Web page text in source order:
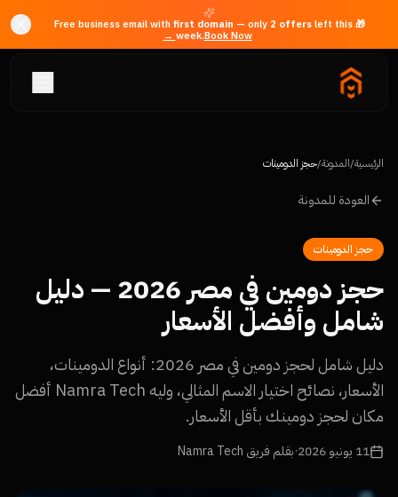
🎁 Free business email with
first domain — only 2 offersleft this
week.Book Now →
الرئيسية/المدونة/حجز الدومينات
العودة للمدونة
حجز الدومينات
حجز دومين في مصر 2026 — دليل
شامل وأفضل الأسعار
دليل شامل لحجز دومين في مصر 2026: أنواع الدومينات،
الأسعار، نصائح اختيار الاسم المثالي، وليه Namra Tech أفضل
مكان لحجز دومينك بأقل الأسعار.
11 يونيو 2026 ·بقلم فريق Namra Tech